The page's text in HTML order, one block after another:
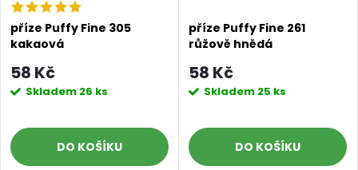
příze Puffy Fine 305
kakaová
58 Kč
Skladem 26 ks
DO KOŠÍKU
příze Puffy Fine 261
růžově hnědá
58 Kč
Skladem 25 ks
DO KOŠÍKU